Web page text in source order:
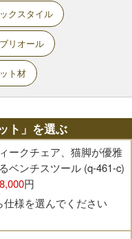
クスタイル
リオール
ト材
ト」を選ぶ
ークチェア、猫脚が優雅
ベンチスツール (q-461-c)
円
仕様を選んでください